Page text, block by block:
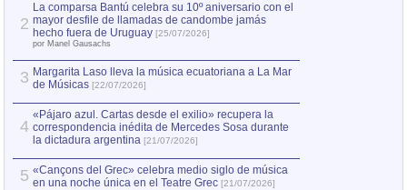
2
La comparsa Bantú celebra su 10º aniversario con el
mayor desfile de llamadas de candombe jamás
hecho fuera de Uruguay [25/07/2026]
por Manel Gausachs
3 Margarita Laso lleva la música ecuatoriana a La Mar
de Músicas [22/07/2026]
4
«Pájaro azul. Cartas desde el exilio» recupera la
correspondencia inédita de Mercedes Sosa durante
la dictadura argentina [21/07/2026]
5 «Cançons del Grec» celebra medio siglo de música
en una noche única en el Teatre Grec [21/07/2026]